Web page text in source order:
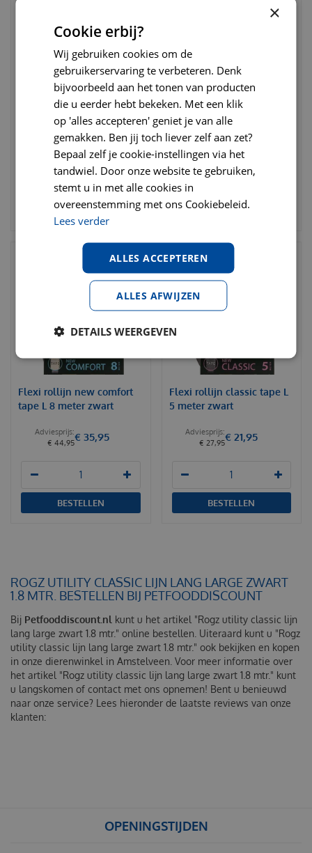
Flexi rollijn classic tape
36,50€ 28,95
BESTELLEN
Kngf dressuurlijn 1.5 cm x
€ 48 ,95€ 38,95
BESTELLEN
Flexi rollijn new comfort
tape L 8 meter zwart
€ 44,95€ 35,95
BESTELLEN
Flexi rollijn classic tape L
5 meter zwart
€ 27,95€ 21,95
BESTELLEN
ROGZ UTILITY CLASSIC LIJN LANG LARGE ZWART
1.8 MTR. BESTELLEN BIJ PETFOODDISCOUNT
Bij Petfooddiscount.nl kunt u het artikel "Rogz utility classic lijn
lang large zwart 1.8 mtr." online bestellen. Uiteraard kunt u "Rogz
utility classic lijn lang large zwart 1.8 mtr." ook bekijken en kopen
in onze dierenwinkel in Amstelveen. Voor meer informatie over
het artikel "Rogz utility classic lijn lang large zwart 1.8 mtr." kunt
u langskomen of contact met ons opnemen! Bent u benieuwd
naar onze service? Lees hieronder de laatste reviews van onze
klanten:
OPENINGSTIJDEN
×
Cookie erbij?
Wij gebruiken cookies om de
gebruikerservaring te verbeteren. Denk
bijvoorbeeld aan het tonen van producten
die u eerder hebt bekeken. Met een klik
op 'alles accepteren' geniet je van alle
gemakken. Ben jij toch liever zelf aan zet?
Bepaal zelf je cookie-instellingen via het
tandwiel. Door onze website te gebruiken,
stemt u in met alle cookies in
overeenstemming met ons Cookiebeleid.
Lees verder
ALLES ACCEPTEREN
ALLES AFWIJZEN
DETAILS WEERGEVEN